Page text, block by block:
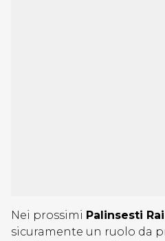
Nei prossimi Palinsesti
sicuramente un ruolo da